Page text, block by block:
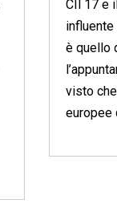
CIl 17 e
è quello
visto
europee